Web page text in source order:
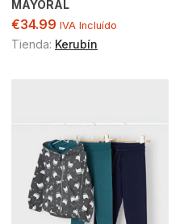
MAYORAL
€34.99 IVA Incluído
Tienda: Kerubín